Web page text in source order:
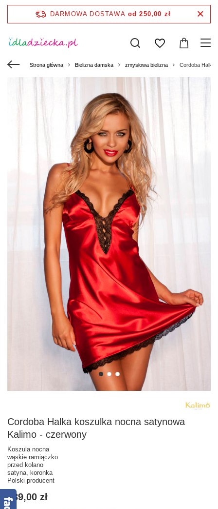
DARMOWA DOSTAWA od 250,00 zł
Strona główna Bielizna damska zmysłowa bielizna Cordoba Halka
Cordoba Halka koszulka nocna satynowa
Kalimo - czerwony
Koszula nocna
wąskie ramiączko
przed kolano
satyna, koronka
Polski producent
139,00 zł